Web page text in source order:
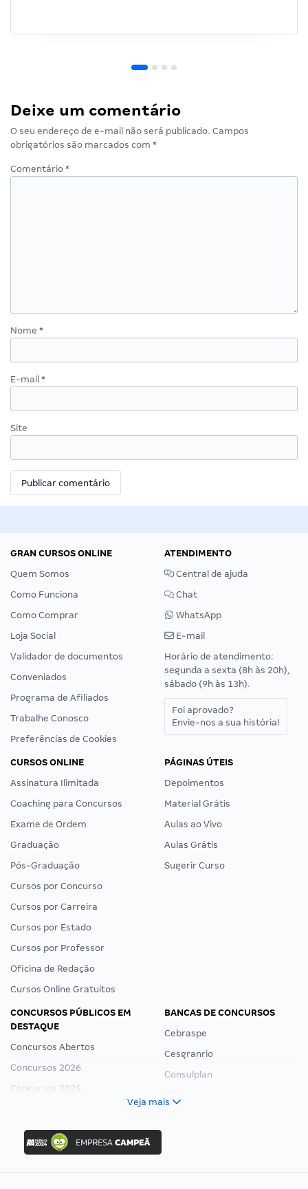
Deixe um comentário
O seu endereço de e-mail não será publicado. Campos
obrigatórios são marcados com *
Comentário *
Nome *
E-mail *
Site
GRAN CURSOS ONLINE
Quem Somos
Como Funciona
Como Comprar
Loja Social
Validador de documentos
Conveniados
Programa de Afiliados
Trabalhe Conosco
Preferências de Cookies
ATENDIMENTO
Central de ajuda
Chat
WhatsApp
E-mail
Horário de atendimento:
segunda a sexta (8h às 20h),
sábado (9h às 13h).
Foi aprovado?
Envie-nos a sua história!
CURSOS ONLINE
Assinatura Ilimitada
Coaching para Concursos
Exame de Ordem
Graduação
Pós-Graduação
Cursos por Concurso
Cursos por Carreira
Cursos por Estado
Cursos por Professor
Oficina de Redação
Cursos Online Gratuitos
PÁGINAS ÚTEIS
Depoimentos
Material Grátis
Aulas ao Vivo
Aulas Grátis
Sugerir Curso
CONCURSOS PÚBLICOS EM
DESTAQUE
Concursos Abertos
Concursos 2026
Concursos 2025
Concurso Ibama
Concurso MPU
Editais publicados
BANCAS DE CONCURSOS
Cebraspe
Cesgranrio
Consulplan
Veja mais